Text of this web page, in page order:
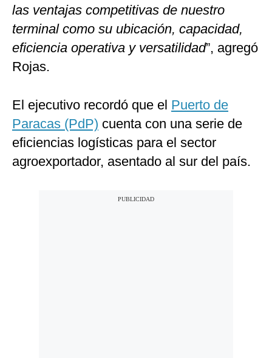
las ventajas competitivas de nuestro
terminal como su ubicación, capacidad,
eficiencia operativa y versatilidad”, agregó
Rojas.
El ejecutivo recordó que el Puerto de
Paracas (PdP) cuenta con una serie de
eficiencias logísticas para el sector
agroexportador, asentado al sur del país.